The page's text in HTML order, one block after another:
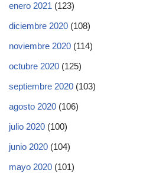
enero 2021 (123)
diciembre 2020 (108)
noviembre 2020 (114)
octubre 2020 (125)
septiembre 2020 (103)
agosto 2020 (106)
julio 2020 (100)
junio 2020 (104)
mayo 2020 (101)